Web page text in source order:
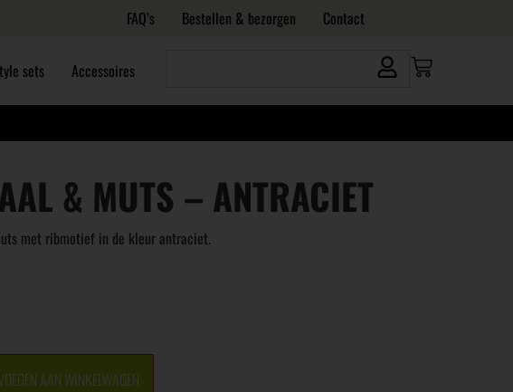
FAQ’s Bestellen & bezorgen Contact
sets Accessoires
& MUTS – ANTRACIET
met ribmotief in de kleur antraciet.
AAN WINKELWAGEN